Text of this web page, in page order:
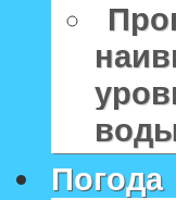
Погода